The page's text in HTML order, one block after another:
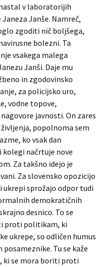
v laboratorijih
Janše. Namreč,
zgoditi nič boljšega,
bolezni. Ta
vsakega malega
Janši. Daje mu
in zgodovinsko
za policijsko uro,
vodne topove,
javnosti. On zares
popolnoma sem
ko vsak dan
kolegi načrtuje nove
Za takšno idejo je
Za slovensko opozicijo
sprožajo odpor tudi
demokratičnih
desnico. To se
proti politikam, ki
ukrepe, so odličen humus
Tu se kaže
ki se mora boriti proti